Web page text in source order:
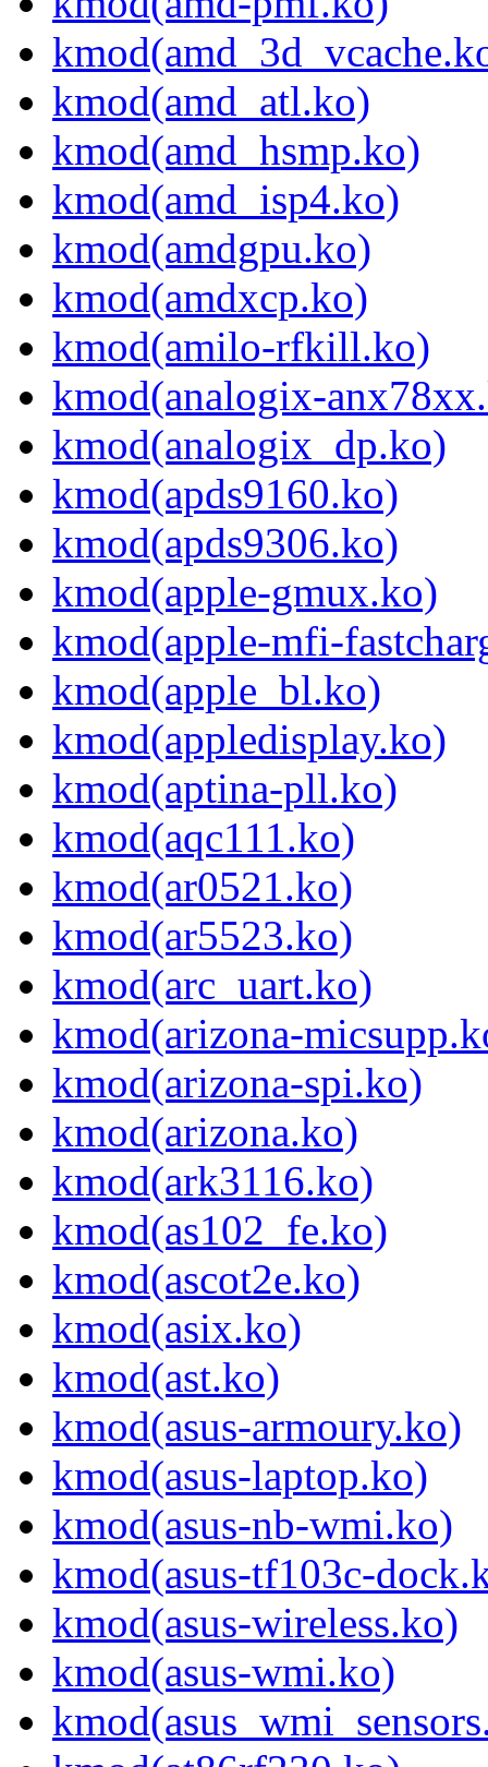
kmod(amd_atl.ko)
kmod(amd_hsmp.ko)
kmod(amd_isp4.ko)
kmod(amdgpu.ko)
kmod(amdxcp.ko)
kmod(amilo-rfkill.ko)
kmod(analogix-
kmod(analogix_dp.ko)
kmod(apds9160.ko)
kmod(apds9306.ko)
kmod(apple-gmux.ko)
kmod(apple-mfi-
kmod(apple_bl.ko)
kmod(appledisplay.ko)
kmod(aptina-pll.ko)
kmod(aqc111.ko)
kmod(ar0521.ko)
kmod(ar5523.ko)
kmod(arc_uart.ko)
kmod(arizona-
kmod(arizona-spi.ko)
kmod(arizona.ko)
kmod(ark3116.ko)
kmod(as102_fe.ko)
kmod(ascot2e.ko)
kmod(asix.ko)
kmod(ast.ko)
kmod(asus-armoury.ko)
kmod(asus-laptop.ko)
kmod(asus-nb-wmi.ko)
kmod(asus-tf103c-
kmod(asus-wireless.ko)
kmod(asus-wmi.ko)